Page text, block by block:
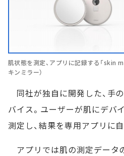
肌状態を測定、アプリに記録する「skin
キンミラー）
同社が独自に開発した、手
バイス。ユーザーが肌にデバ
測定し、結果を専用アプリに
アプリでは肌の測定データ